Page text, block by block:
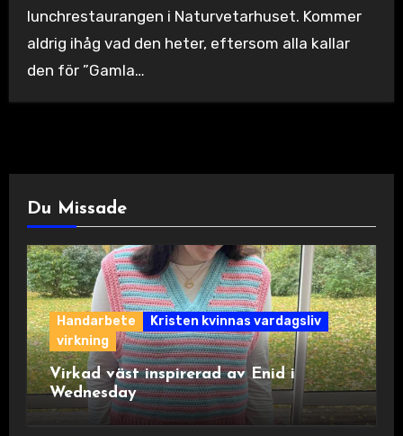
lunchrestaurangen i Naturvetarhuset. Kommer
aldrig ihåg vad den heter, eftersom alla kallar
den för ”Gamla…
Du Missade
Handarbete
Kristen kvinnas vardagsliv
virkning
Virkad väst inspirerad av Enid i
Wednesday